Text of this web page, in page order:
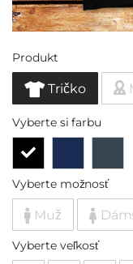
Produkt
Tričko
Vyberte si farbu
Vyberte možnosť
Muž
Vyberte veľkosť